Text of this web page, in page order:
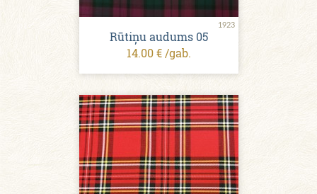
1923
Rūtiņu audums 05
14.00 € /gab.